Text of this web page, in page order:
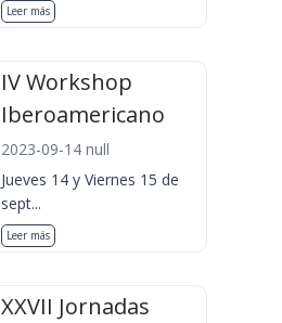
Leer más
IV Workshop
Iberoamericano
2023-09-14 null
Jueves 14 y Viernes 15 de
sept...
Leer más
XXVII Jornadas